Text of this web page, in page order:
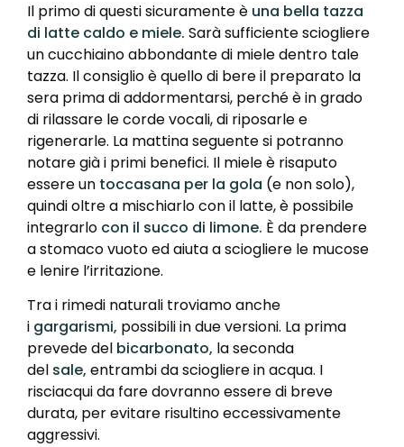
Il primo di questi sicuramente è una bella tazza
di latte caldo e miele. Sarà sufficiente sciogliere
un cucchiaino abbondante di miele dentro tale
tazza. Il consiglio è quello di bere il preparato la
sera prima di addormentarsi, perché è in grado
di rilassare le corde vocali, di riposarle e
rigenerarle. La mattina seguente si potranno
notare già i primi benefici. Il miele è risaputo
essere un toccasana per la gola (e non solo),
quindi oltre a mischiarlo con il latte, è possibile
integrarlo con il succo di limone. È da prendere
a stomaco vuoto ed aiuta a sciogliere le mucose
e lenire l’irritazione.
Tra i rimedi naturali troviamo anche
i gargarismi, possibili in due versioni. La prima
prevede del bicarbonato, la seconda
del sale, entrambi da sciogliere in acqua. I
risciacqui da fare dovranno essere di breve
durata, per evitare risultino eccessivamente
aggressivi.